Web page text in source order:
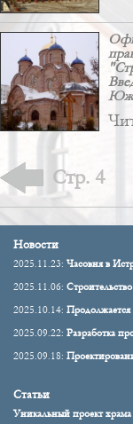
Стр. 4
Новости
2025.11.23: Часовня в
2025.11.06:
2025.10.14:
2025.09.22: Разработка
2025.09.18:
Статьи
Уникальный проект